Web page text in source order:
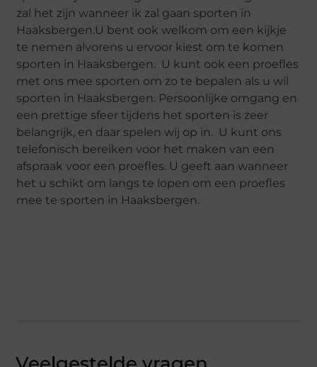
zal het zijn wanneer ik zal gaan sporten in
Haaksbergen.U bent ook welkom om een kijkje
te nemen alvorens u ervoor kiest om te komen
sporten in Haaksbergen. U kunt ook een proefles
met ons mee sporten om zo te bepalen als u wil
sporten in Haaksbergen. Persoonlijke omgang en
een prettige sfeer tijdens het sporten is zeer
belangrijk, en daar spelen wij op in. U kunt ons
telefonisch bereiken voor het maken van een
afspraak voor een proefles. U geeft aan wanneer
het u schikt om langs te lopen om een proefles
mee te sporten in Haaksbergen.